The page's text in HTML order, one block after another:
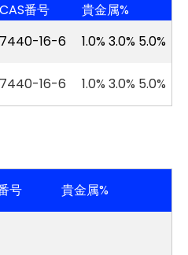
CAS番号
貴金属%
7440-16-6
1.0% 3.0% 5.0%
7440-16-6 1.0% 3.0% 5.0%
号
貴金属%